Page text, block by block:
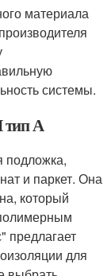
материала
системы.
тип А
подложка,
и паркет. Она
который
предлагает
для